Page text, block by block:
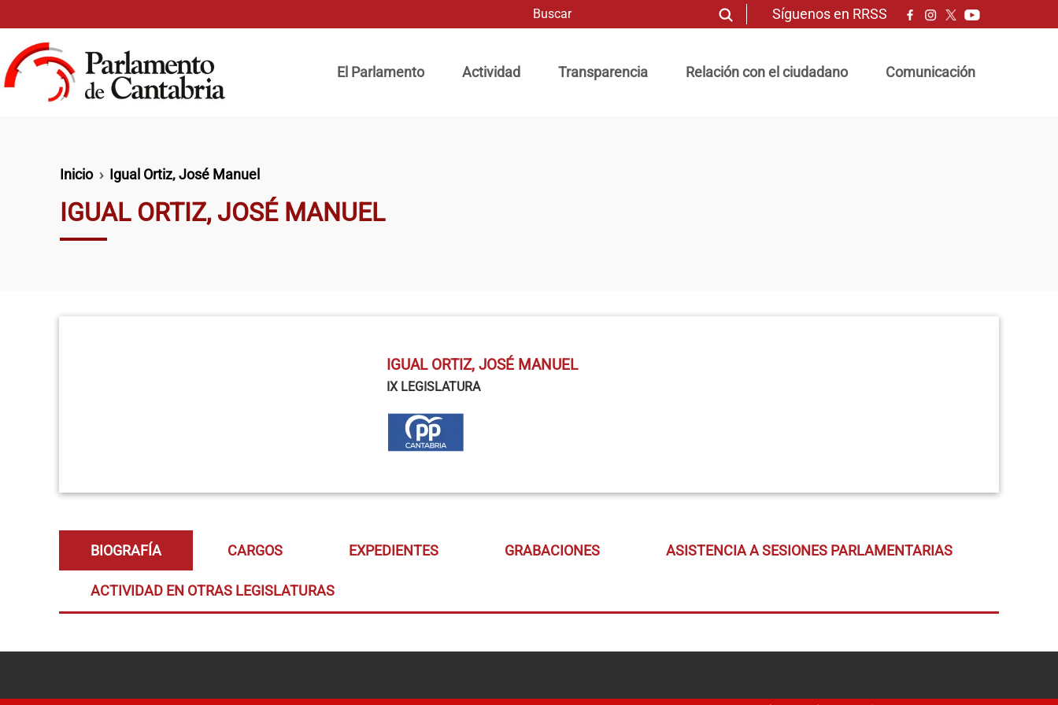
Síguenos en RRSS
El Parlamento
Actividad Transparencia Relación con el ciudadano Comunicación
Ruta de navegación
Inicio Igual Ortiz, José Manuel
IGUAL ORTIZ, JOSÉ MANUEL
IGUAL ORTIZ, JOSÉ MANUEL
IX LEGISLATURA
BIOGRAFÍA CARGOS EXPEDIENTES GRABACIONES ASISTENCIA A SESIONES PARLAMENTARIAS
ACTIVIDAD EN OTRAS LEGISLATURAS